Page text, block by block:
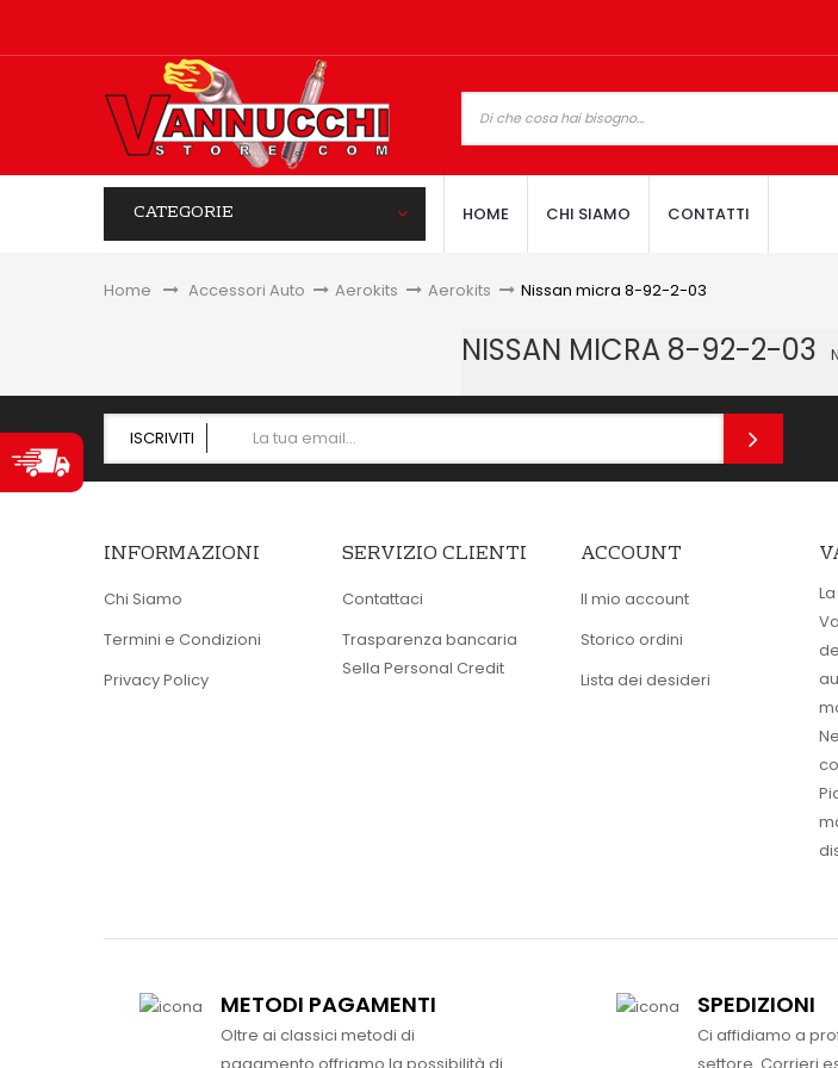
CATEGORIE HOME CHI SIAMO CONTATTI
Home &gt;Accessori Auto > Aerokits > Aerokits > Nissan micra 8-92-2-03
NISSAN MICRA 8-92-2-03
ISCRIVITI
INFORMAZIONI
Chi Siamo
Termini e Condizioni
Privacy Policy
SERVIZIO CLIENTI
Contattaci
Trasparenza bancaria
Sella Personal Credit
ACCOUNT
Il mio account
Storico ordini
Lista dei desideri
METODI PAGAMENTI
Oltre ai classici metodi di
pagamento offriamo la possibilità di
SPEDIZIONI
Ci affidiamo a
settore. Corrieri